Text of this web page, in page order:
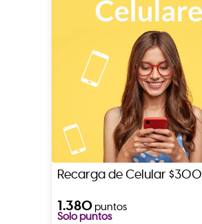
Recarga de Celular $300
1.380puntos
Solo puntos